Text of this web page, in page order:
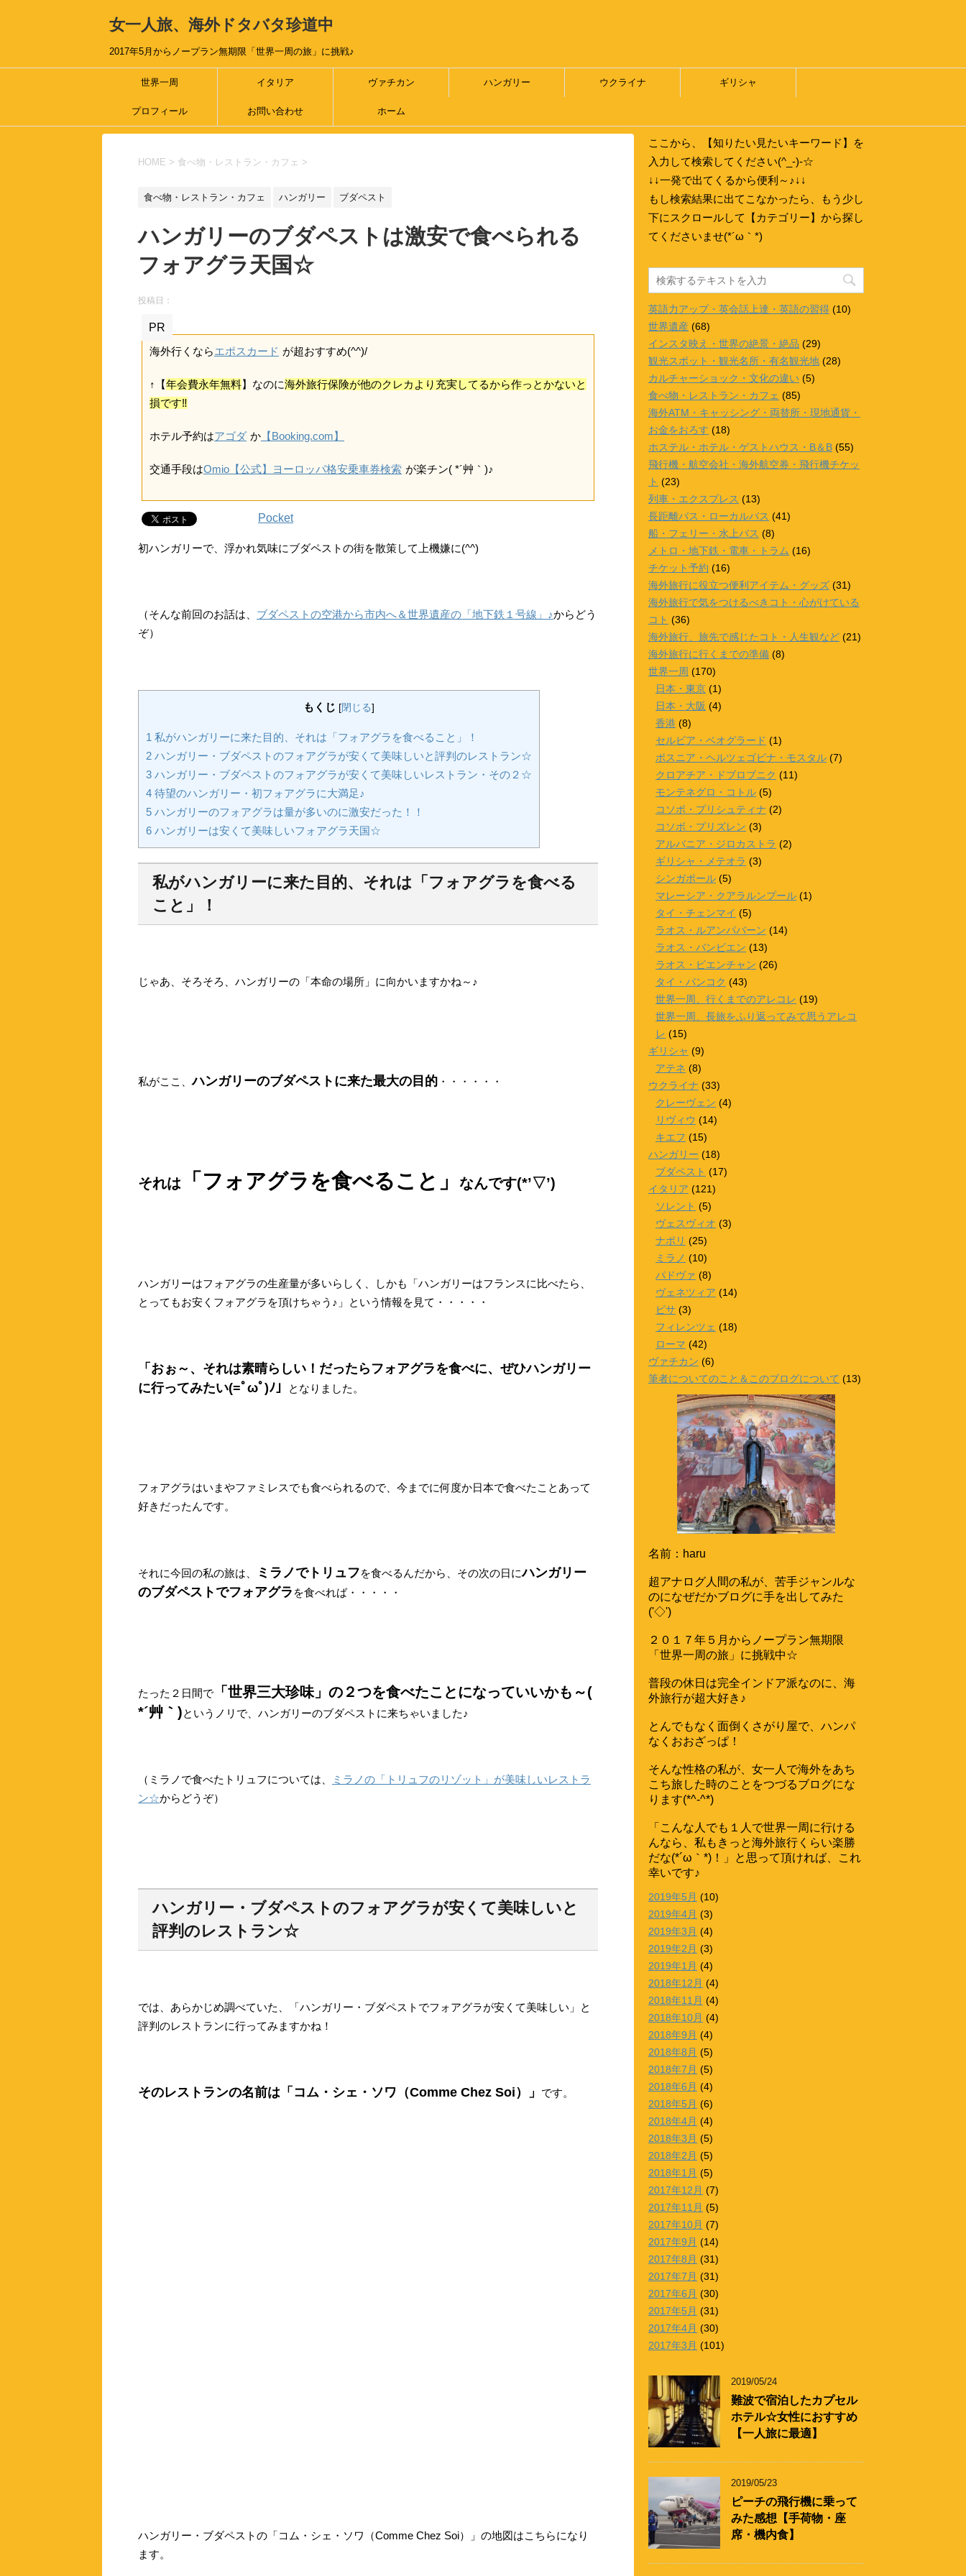
女一人旅、海外ドタバタ珍道中
2017年5月からノープラン無期限「世界一周の旅」に挑戦♪
世界一周 イタリア ヴァチカン ハンガリー ウクライナ ギリシャ
プロフィール お問い合わせ ホーム
HOME > 食べ物・レストラン・カフェ >
食べ物・レストラン・カフェ ハンガリー ブダペスト
ハンガリーのブダペストは激安で食べられる
フォアグラ天国☆
投稿日：
PR
海外行くならエポスカード が超おすすめ(^^)/
↑【年会費永年無料】なのに海外旅行保険が他のクレカより充実してるから作っとかないと
損です‼
ホテル予約はアゴダ か 【Booking.com】
交通手段はOmio【公式】ヨーロッパ格安乗車券検索 が楽チン( *´艸｀)♪
Pocket
初ハンガリーで、浮かれ気味にブダペストの街を散策して上機嫌に(^^)
（そんな前回のお話は、 ブダペストの空港から市内へ＆世界遺産の「地下鉄１号線」♪からどう
ぞ）
もくじ [閉じる]
1 私がハンガリーに来た目的、それは「フォアグラを食べること」！
2 ハンガリー・ブダペストのフォアグラが安くて美味しいと評判のレストラン☆
3 ハンガリー・ブダペストのフォアグラが安くて美味しいレストラン・その２☆
4 待望のハンガリー・初フォアグラに大満足♪
5 ハンガリーのフォアグラは量が多いのに激安だった！！
6 ハンガリーは安くて美味しいフォアグラ天国☆
私がハンガリーに来た目的、それは「フォアグラを食べる
こと」！
じゃあ、そろそろ、ハンガリーの「本命の場所」に向かいますかね～♪
私がここ、ハンガリーのブダペストに来た最大の目的 ・・・・・・
それは 「フォアグラを食べること」 なんです(*’▽’)
ハンガリーはフォアグラの生産量が多いらしく、しかも「ハンガリーはフランスに比べたら、
とってもお安くフォアグラを頂けちゃう♪」という情報を見て・・・・・
「おぉ～、それは素晴らしい！だったらフォアグラを食べに、ぜひハンガリー
に行ってみたい(=ﾟωﾟ)ﾉ」
となりました。
フォアグラはいまやファミレスでも食べられるので、今までに何度か日本で食べたことあって
好きだったんです。
それに今回の私の旅は、 ミラノでトリュフを食べるんだから、その次の日にハンガリー
のブダペストでフォアグラ を食べれば・・・・・
たった２日間で
「世界三大珍味」の２つを食べたことになっていいかも～(
*´艸｀)というノリで、ハンガリーのブダペストに来ちゃいました♪
（ミラノで食べたトリュフについては、
ミラノの「トリュフのリゾット」が美味しいレストラ
ン☆からどうぞ）
ハンガリー・ブダペストのフォアグラが安くて美味しいと
評判のレストラン☆
では、あらかじめ調べていた、「ハンガリー・ブダペストでフォアグラが安くて美味しい」と
評判のレストランに行ってみますかね！
そのレストランの名前は「コム・シェ・ソワ（Comme Chez Soi）」 です。
ハンガリー・ブダペストの「コム・シェ・ソワ（Comme Chez Soi）」の地図はこちらになり
ます。
ここから、【知りたい見たいキーワード】を
入力して検索してください(^_-)-☆
↓↓一発で出てくるから便利～♪↓↓
もし検索結果に出てこなかったら、もう少し
下にスクロールして【カテゴリー】から探し
てくださいませ(*´ω｀*)
英語力アップ・英会話上達・英語の習得 (10)
世界遺産 (68)
インスタ映え・世界の絶景・絶品 (29)
観光スポット・観光名所・有名観光地 (28)
カルチャーショック・文化の違い (5)
食べ物・レストラン・カフェ (85)
海外ATM・キャッシング・両替所・現地通貨・
お金をおろす (18)
ホステル・ホテル・ゲストハウス・B＆B (55)
飛行機・航空会社・海外航空券・飛行機チケッ
ト (23)
列車・エクスプレス (13)
長距離バス・ローカルバス (41)
船・フェリー・水上バス (8)
メトロ・地下鉄・電車・トラム (16)
チケット予約 (16)
海外旅行に役立つ便利アイテム・グッズ (31)
海外旅行で気をつけるべきコト・心がけている
コト (36)
海外旅行、旅先で感じたコト・人生観など (21)
海外旅行に行くまでの準備 (8)
世界一周 (170)
日本・東京 (1)
日本・大阪 (4)
香港 (8)
セルビア・ベオグラード (1)
ボスニア・ヘルツェゴビナ・モスタル (7)
クロアチア・ドブロブニク (11)
モンテネグロ・コトル (5)
コソボ・プリシュティナ (2)
コソボ・プリズレン (3)
アルバニア・ジロカストラ (2)
ギリシャ・メテオラ (3)
シンガポール (5)
マレーシア・クアラルンプール (1)
タイ・チェンマイ (5)
ラオス・ルアンパバーン (14)
ラオス・バンビエン (13)
ラオス・ビエンチャン (26)
タイ・バンコク (43)
世界一周、行くまでのアレコレ (19)
世界一周、長旅をふり返ってみて思うアレコ
レ (15)
ギリシャ (9)
アテネ (8)
ウクライナ (33)
クレーヴェン (4)
リヴィウ (14)
キエフ (15)
ハンガリー (18)
ブダペスト (17)
イタリア (121)
ソレント (5)
ヴェスヴィオ (3)
ナポリ (25)
ミラノ (10)
パドヴァ (8)
ヴェネツィア (14)
ピサ (3)
フィレンツェ (18)
ローマ (42)
ヴァチカン (6)
筆者についてのこと＆このブログについて (13)
名前：haru
超アナログ人間の私が、苦手ジャンルな
のになぜだかブログに手を出してみた
('◇')ゞ
２０１７年５月からノープラン無期限
「世界一周の旅」に挑戦中☆
普段の休日は完全インドア派なのに、海
外旅行が超大好き♪
とんでもなく面倒くさがり屋で、ハンパ
なくおおざっぱ！
そんな性格の私が、女一人で海外をあち
こち旅した時のことをつづるブログにな
ります(*^-^*)
「こんな人でも１人で世界一周に行ける
んなら、私もきっと海外旅行くらい楽勝
だな(*´ω｀*)！」と思って頂ければ、これ
幸いです♪
2019年5月 (10)
2019年4月 (3)
2019年3月 (4)
2019年2月 (3)
2019年1月 (4)
2018年12月 (4)
2018年11月 (4)
2018年10月 (4)
2018年9月 (4)
2018年8月 (5)
2018年7月 (5)
2018年6月 (4)
2018年5月 (6)
2018年4月 (4)
2018年3月 (5)
2018年2月 (5)
2018年1月 (5)
2017年12月 (7)
2017年11月 (5)
2017年10月 (7)
2017年9月 (14)
2017年8月 (31)
2017年7月 (31)
2017年6月 (30)
2017年5月 (31)
2017年4月 (30)
2017年3月 (101)
2019/05/24
難波で宿泊したカプセル
ホテル☆女性におすすめ
【一人旅に最適】
2019/05/23
ピーチの飛行機に乗って
みた感想【手荷物・座
席・機内食】